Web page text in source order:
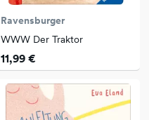
Ravensburger
WWW Der Traktor
11,99 €